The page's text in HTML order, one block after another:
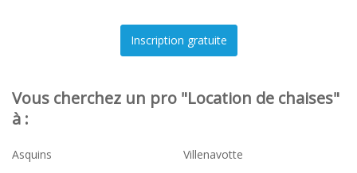
Vous cherchez un pro "Location de chaises"
à :
Asquins Villenavotte